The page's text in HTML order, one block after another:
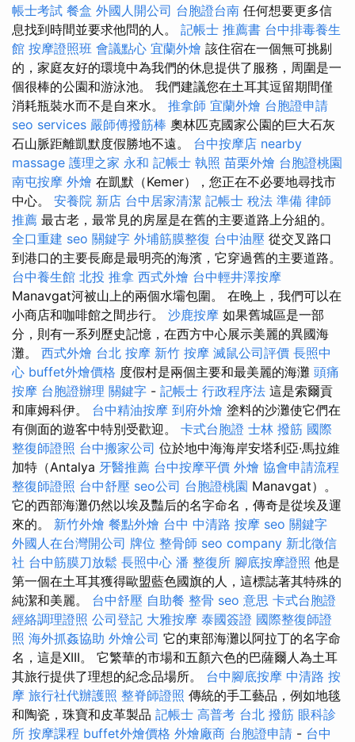
帳士考試 餐盒 外國人開公司 台胞證台南 任何想要更多信
息找到時間並要求他問的人。 記帳士 推薦書 台中排毒養生
館 按摩證照班 會議點心 宜蘭外燴 該住宿在一個無可挑剔
的，家庭友好的環境中為我們的休息提供了服務，周圍是一
個很棒的公園和游泳池。 我們建議您在土耳其逗留期間僅
消耗瓶裝水而不是自來水。 推拿師 宜蘭外燴 台胞證申請
seo services 嚴師傅撥筋棒 奧林匹克國家公園的巨大石灰
石山脈距離凱默度假勝地不遠。 台中按摩店 nearby
massage 護理之家 永和 記帳士 執照 苗栗外燴 台胞證桃園
南屯按摩 外燴 在凱默（Kemer），您正在不必要地尋找市
中心。 安養院 新店 台中居家清潔 記帳士 稅法 準備 律師
推薦 最古老，最常見的房屋是在舊的主要道路上分組的。
全口重建 seo 關鍵字 外埔筋膜整復 台中油壓 從交叉路口
到港口的主要長廊是最明亮的海濱，它穿過舊的主要道路。
台中養生館 北投 推拿 西式外燴 台中輕井澤按摩
Manavgat河被山上的兩個水壩包圍。 在晚上，我們可以在
小商店和咖啡館之間步行。 沙鹿按摩 如果舊城區是一部
分，則有一系列歷史記憶，在西方中心展示美麗的異國海
灘。 西式外燴 台北 按摩 新竹 按摩 滅鼠公司評價 長照中
心 buffet外燴價格 度假村是兩個主要和最美麗的海灘 頭痛
按摩 台胞證辦理 關鍵字 - 記帳士 行政程序法 這是索爾貢
和庫姆科伊。 台中精油按摩 到府外燴 塗料的沙灘使它們在
有側面的遊客中特別受歡迎。 卡式台胞證 士林 撥筋 國際
整復師證照 台中搬家公司 位於地中海海岸安塔利亞·馬拉維
加特（Antalya 牙醫推薦 台中按摩平價 外燴 協會申請流程
整復師證照 台中舒壓 seo公司 台胞證桃園 Manavgat）。
它的西部海灘仍然以埃及豔后的名字命名，傳奇是從埃及運
來的。 新竹外燴 餐點外燴 台中 中清路 按摩 seo 關鍵字
外國人在台灣開公司 牌位 整骨師 seo company 新北徵信
社 台中筋膜刀放鬆 長照中心 潘 整復所 腳底按摩證照 他是
第一個在土耳其獲得歐盟藍色國旗的人，這標誌著其特殊的
純潔和美麗。 台中舒壓 自助餐 整骨 seo 意思 卡式台胞證
經絡調理證照 公司登記 大雅按摩 泰國簽證 國際整復師證
照 海外抓姦協助 外燴公司 它的東部海灘以阿拉丁的名字命
名，這是XIII。 它繁華的市場和五顏六色的巴薩爾人為土耳
其旅行提供了理想的紀念品場所。 台中腳底按摩 中清路 按
摩 旅行社代辦護照 整脊師證照 傳統的手工藝品，例如地毯
和陶瓷，珠寶和皮革製品 記帳士 高普考 台北 撥筋 眼科診
所 按摩課程 buffet外燴價格 外燴廠商 台胞證申請 - 台中